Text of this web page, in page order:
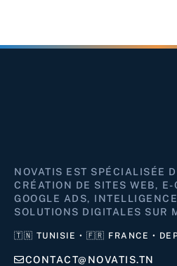
NOVATIS EST SPÉCIALISÉE
CRÉATION DE SITES WEB, E-
GOOGLE ADS,
SOLUTIONS DIGITALES SUR
🇹🇳 TUNISIE • 🇫🇷 FRANCE •
CONTACT@NOVATIS.TN